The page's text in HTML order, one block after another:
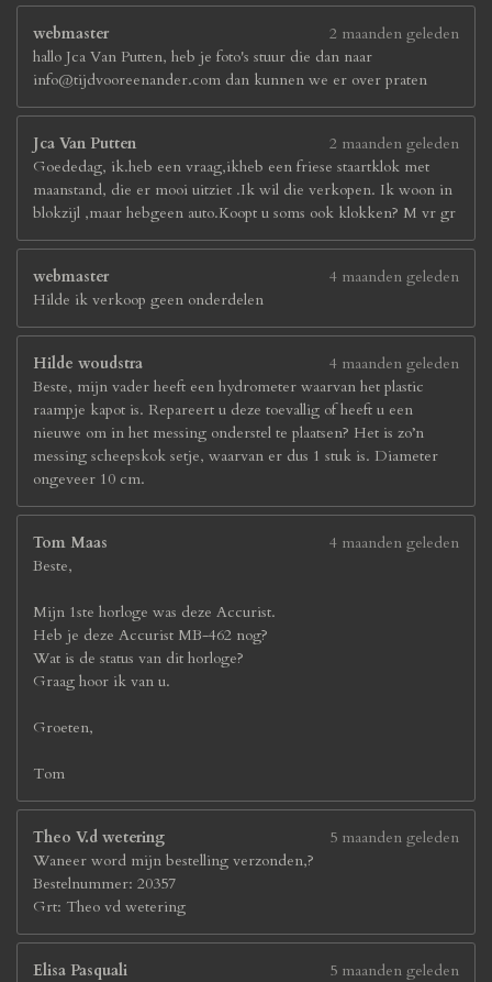
webmaster
2 maanden geleden
hallo Jca Van Putten, heb je foto's stuur die dan naar
info@tijdvooreenander.com dan kunnen we er over praten
Jca Van Putten
2 maanden geleden
Goededag, ik.heb een vraag,ikheb een friese staartklok met
maanstand, die er mooi uitziet .Ik wil die verkopen. Ik woon in
blokzijl ,maar hebgeen auto.Koopt u soms ook klokken? M vr gr
webmaster
4 maanden geleden
Hilde ik verkoop geen onderdelen
Hilde woudstra
4 maanden geleden
Beste, mijn vader heeft een hydrometer waarvan het plastic
raampje kapot is. Repareert u deze toevallig of heeft u een
nieuwe om in het messing onderstel te plaatsen? Het is zo’n
messing scheepskok setje, waarvan er dus 1 stuk is. Diameter
ongeveer 10 cm.
Tom Maas
4 maanden geleden
Beste,
Mijn 1ste horloge was deze Accurist.
Heb je deze Accurist MB-462 nog?
Wat is de status van dit horloge?
Graag hoor ik van u.
Groeten,
Tom
Theo V.d wetering
5 maanden geleden
Waneer word mijn bestelling verzonden,?
Bestelnummer: 20357
Grt: Theo vd wetering
Elisa Pasquali
5 maanden geleden